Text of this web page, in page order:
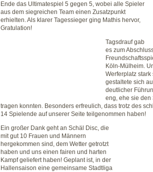
Ende das Ultimatespiel 5 gegen 5, wobei alle Spieler
aus dem siegreichen Team einen Zusatzpunkt
erhielten. Als klarer Tagessieger ging Mathis hervor,
Gratulation!
Tagsdrauf gab
es zum
Köln-Mülheim.
Werferplatz
gestaltete sich
deutlicher
eng, ehe sie den
tragen konnten. Besonders erfreulich, dass trotz des
14 Spielende auf unserer Seite teilgenommen haben!
Ein großer Dank geht an Schäl Disc, die
mit gut 10 Frauen und Männern
hergekommen sind, dem Wetter getrotzt
haben und uns einen fairen und harten
Kampf geliefert haben! Geplant ist, in der
Hallensaison eine gemeinsame Stadtliga